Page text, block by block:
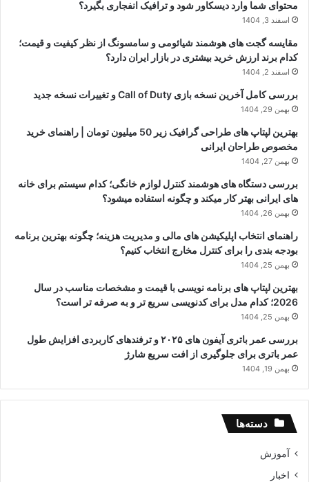
محتوای شما وارد دیسکاور شود و ترافیک انفجاری بگیرد؟
اسفند 3, 1404
مقایسه گجت های هوشمند شیائومی و سامسونگ از نظر کیفیت و قیمت؛
کدام برند ارزش خرید بیشتری در بازار ایران دارد؟
اسفند 2, 1404
بررسی کامل آخرین نسخه بازی Call of Duty و تغییرات نسخه جدید
بهمن 29, 1404
بهترین لپتاپ های طراحی گرافیک زیر 50 میلیون تومان | راهنمای خرید
مخصوص طراحان ایرانی
بهمن 27, 1404
بررسی دستگاه های هوشمند کنترل لوازم خانگی؛ کدام سیستم برای خانه
های ایرانی بهتر کار میکند و چگونه استفاده میشود؟
بهمن 26, 1404
راهنمای انتخاب اپلیکیشن های مالی و مدیریت هزینه؛ چگونه بهترین برنامه
بودجه بندی را برای کنترل مخارج انتخاب کنیم؟
بهمن 25, 1404
بهترین لپتاپ های برنامه نویسی با قیمت و مشخصات مناسب در سال
2026؛ کدام مدل برای کدنویسی سریع تر و به صرفه تر است؟
بهمن 25, 1404
بررسی عمر باتری آیفون های ۲۰۲۵ و ترفندهای کاربردی افزایش طول
عمر باتری برای جلوگیری از افت سریع شارژ
بهمن 19, 1404
دسته‌ها
آموزش
اخبار